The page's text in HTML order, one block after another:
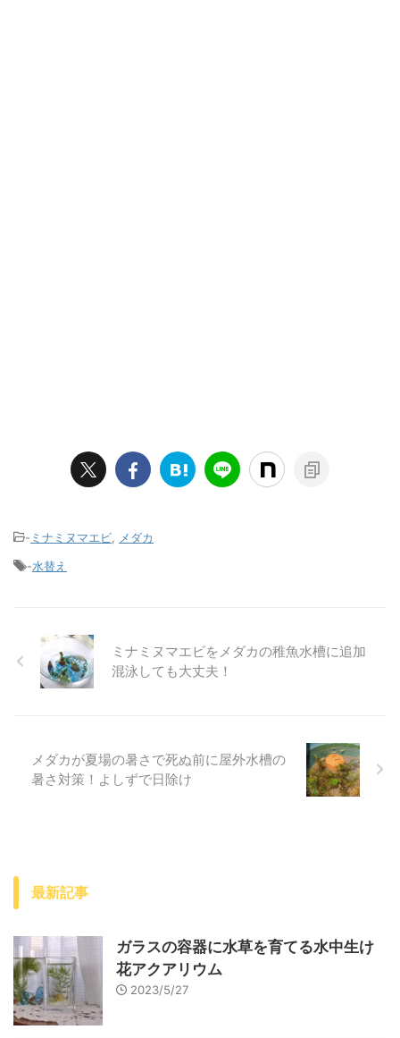
- ミナミヌマエビ
メダカ
-水替え
ミナミヌマエビをメダカの稚魚水槽に追加
混泳しても大丈夫！
メダカが夏場の暑さで死ぬ前に屋外水槽の
暑さ対策！よしずで日除け
最新記事
ガラスの容器に水草を育てる水中生け
花アクアリウム
2023/5/27